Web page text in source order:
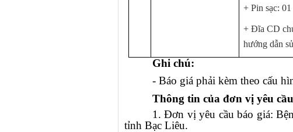
+ Pin sạc: 01
+ Đĩa CD
hướng dẫn
Ghi chú:
- Báo giá phải kèm theo cấu
Thông tin của đơn vị yêu
1. Đơn vị yêu cầu báo giá:
tỉnh Bạc Liêu.